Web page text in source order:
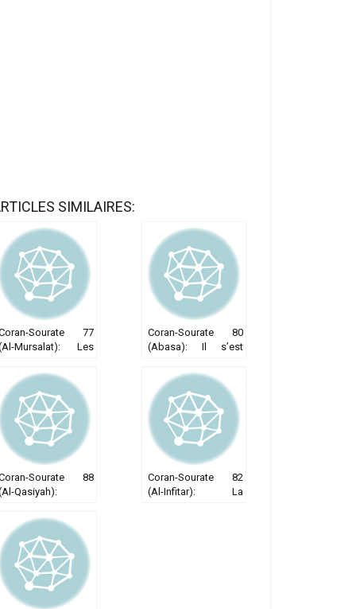
SIMILAIRES:
Sourate 77
Mursalat): Les
Coran-Sourate 80
(Abasa): Il s’est
Sourate 88
Qasiyah):
Coran-Sourate 82
(Al-Infitar): La